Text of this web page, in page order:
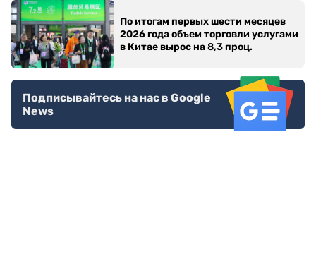
По итогам первых шести месяцев
2026 года объем торговли услугами
в Китае вырос на 8,3 проц.
Подписывайтесь на нас в Google
News